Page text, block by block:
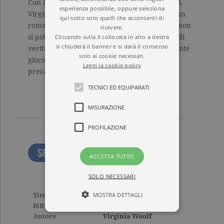
Con La signora Dalloway, pubblicato nel 1925,
Virginia Woolf ha firmato il suo capolavoro: un
romanzo che, come scrive Attilio Bertolucci, non
si potrebbe immaginare «più pieno di vita e di
verità», e capace di immortalare, in un sapiente
gioco di luci e di ombre, la fragilità e la
precarietà della condizione umana.
SFOGLIA LE PRIME PAGINE
Titolo
La signora Dalloway
ISBN
Autore
Virginia Woolf
esperienza possibile, oppure seleziona
qui sotto solo quelli che acconsenti di
ricevere.
Cliccando sulla X collocata in alto a destra
si chiuderà il banner e si darà il consenso
solo ai cookie necessari.
Leggi la cookie policy
TECNICI ED EQUIPARATI
MISURAZIONE
PROFILAZIONE
ACCETTA TUTTO
SOLO NECESSARI
MOSTRA DETTAGLI